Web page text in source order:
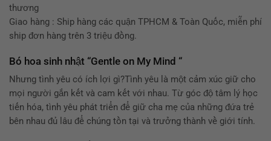
thương
Giao hàng : Ship hàng các quận TPHCM & Toàn Quốc, miễn phí
ship đơn hàng trên 3 triệu đồng.
Bó hoa sinh nhật “Gentle on My Mind “
Nhưng tình yêu có ích lợi gì?Tình yêu là một cảm xúc giữ cho
mọi người gắn kết và cam kết với nhau. Từ góc độ tâm lý học
tiến hóa, tình yêu phát triển để giữ cha mẹ của những đứa trẻ
bên nhau đủ lâu để chúng tồn tại và trưởng thành về giới tính.